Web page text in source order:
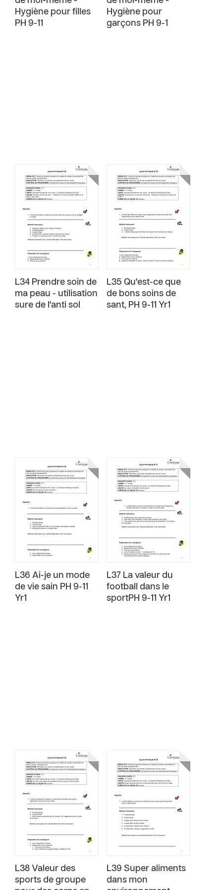
Hygiène pour filles
PH 9-11
Hygiène pour
garçons PH 9-1
L34 Prendre soin de
ma peau - utilisation
sure de l'anti sol
L35 Qu'est-ce que
de bons soins de
sant‚ PH 9-11 Yr1
L36 Ai-je un mode
de vie sain PH 9-11
Yr1
L37 La valeur du
football dans le
sportPH 9-11 Yr1
L38 Valeur des
sports de groupe
L39 Super aliments
dans mon